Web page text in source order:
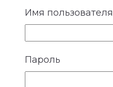
потребности
поэтому их
становится
Имя
Пароль